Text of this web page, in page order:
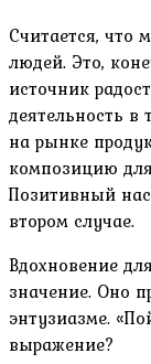
Считается, что
людей. Это,
источник
деятельность в
на рынке
композицию
Позитивный
втором случае.
Вдохновение
значение. Оно
энтузиазме.
выражение?